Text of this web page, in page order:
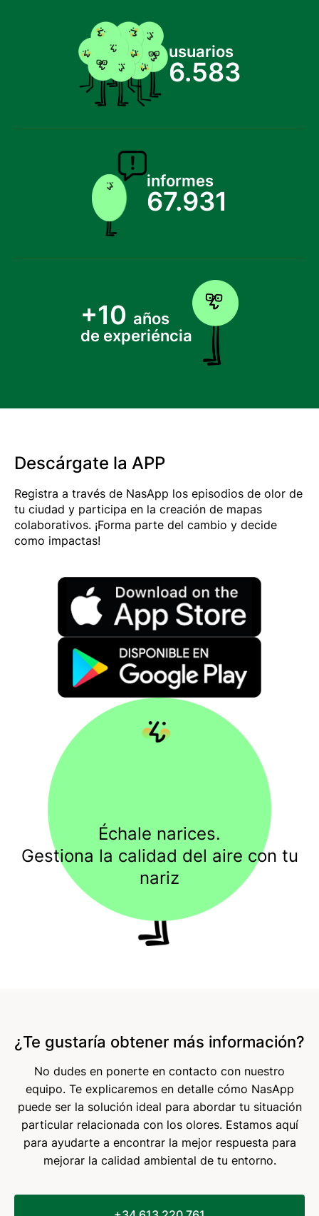
usuarios
6.583
informes
67.931
+10 años
de experiéncia
Descárgate la APP
Registra a través de NasApp los episodios de olor de
tu ciudad y participa en la creación de mapas
colaborativos. ¡Forma parte del cambio y decide
como impactas!
Échale narices.
Gestiona la calidad del aire con tu
nariz
¿Te gustaría obtener más información?
No dudes en ponerte en contacto con nuestro
equipo. Te explicaremos en detalle cómo NasApp
puede ser la solución ideal para abordar tu situación
particular relacionada con los olores. Estamos aquí
para ayudarte a encontrar la mejor respuesta para
mejorar la calidad ambiental de tu entorno.